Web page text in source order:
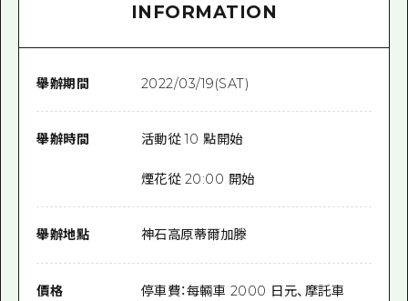
INFORMATION
舉辦期間 2022/03/19(SAT)
舉辦時間 活動從 10 點開始
煙花從 20:00 開始
舉辦地點 神石高原蒂爾加滕
價格
停車費：每輛車 2000 日元、摩託車